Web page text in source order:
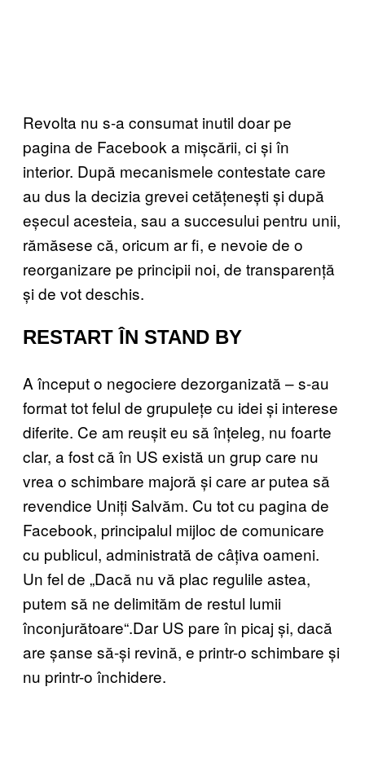
Revolta nu s-a consumat inutil doar pe
pagina de Facebook a mișcării, ci și în
interior. După mecanismele contestate care
au dus la decizia grevei cetățenești și după
eșecul acesteia, sau a succesului pentru unii,
rămăsese că, oricum ar fi, e nevoie de o
reorganizare pe principii noi, de transparență
și de vot deschis.
RESTART ÎN STAND BY
A început o negociere dezorganizată – s-au
format tot felul de grupulețe cu idei și interese
diferite. Ce am reușit eu să înțeleg, nu foarte
clar, a fost că în US există un grup care nu
vrea o schimbare majoră și care ar putea să
revendice Uniți Salvăm. Cu tot cu pagina de
Facebook, principalul mijloc de comunicare
cu publicul, administrată de câțiva oameni.
Un fel de „Dacă nu vă plac regulile astea,
putem să ne delimităm de restul lumii
înconjurătoare“.Dar US pare în picaj și, dacă
are șanse să-și revină, e printr-o schimbare și
nu printr-o închidere.